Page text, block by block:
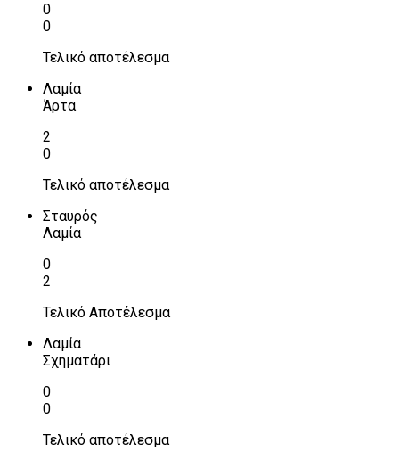
0
0
Τελικό αποτέλεσμα
Λαμία
Άρτα
2
0
Τελικό αποτέλεσμα
Σταυρός
Λαμία
0
2
Τελικό Αποτέλεσμα
Λαμία
Σχηματάρι
0
0
Τελικό αποτέλεσμα